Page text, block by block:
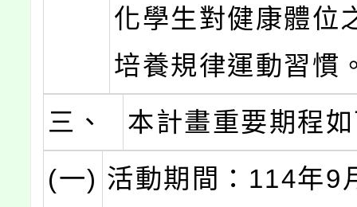
化學生對健康體位
培養規律運動習慣
三、
本計畫重要期程
(一) 活動期間：114年9